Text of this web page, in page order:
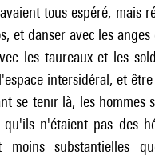
tous espéré, mais
et danser avec les
les taureaux et les
intersidéral, et
se tenir là, les hommes
qu'ils n'étaient pas des
moins substantielles